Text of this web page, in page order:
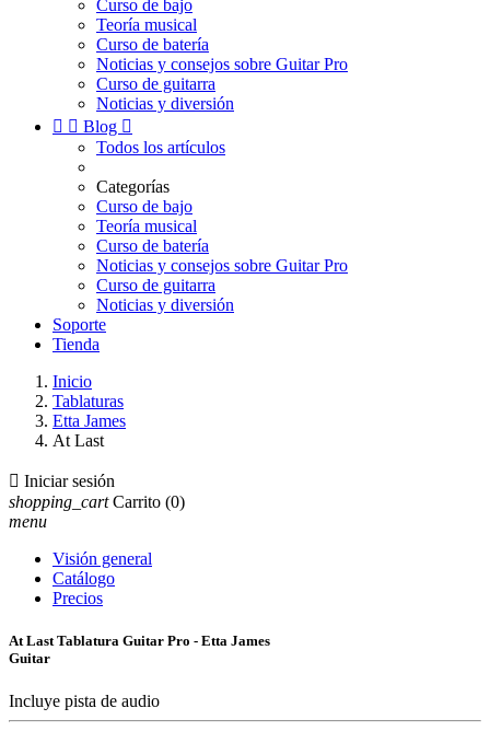
Curso de bajo
Teoría musical
Curso de batería
Noticias y consejos sobre Guitar Pro
Curso de guitarra
Noticias y diversión
  Blog 
Todos los artículos
Categorías
Curso de bajo
Teoría musical
Curso de batería
Noticias y consejos sobre Guitar Pro
Curso de guitarra
Noticias y diversión
Soporte
Tienda
Inicio
Tablaturas
Etta James
At Last
 Iniciar sesión
shopping_cart Carrito (0)
menu
Visión general
Catálogo
Precios
At Last Tablatura Guitar Pro - Etta James
Guitar
Incluye pista de audio